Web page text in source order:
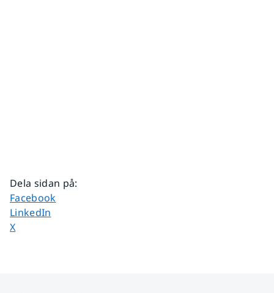
Dela sidan på:
Dela sidan på
Facebook
Dela sidan på
LinkedIn
Dela sidan på
X